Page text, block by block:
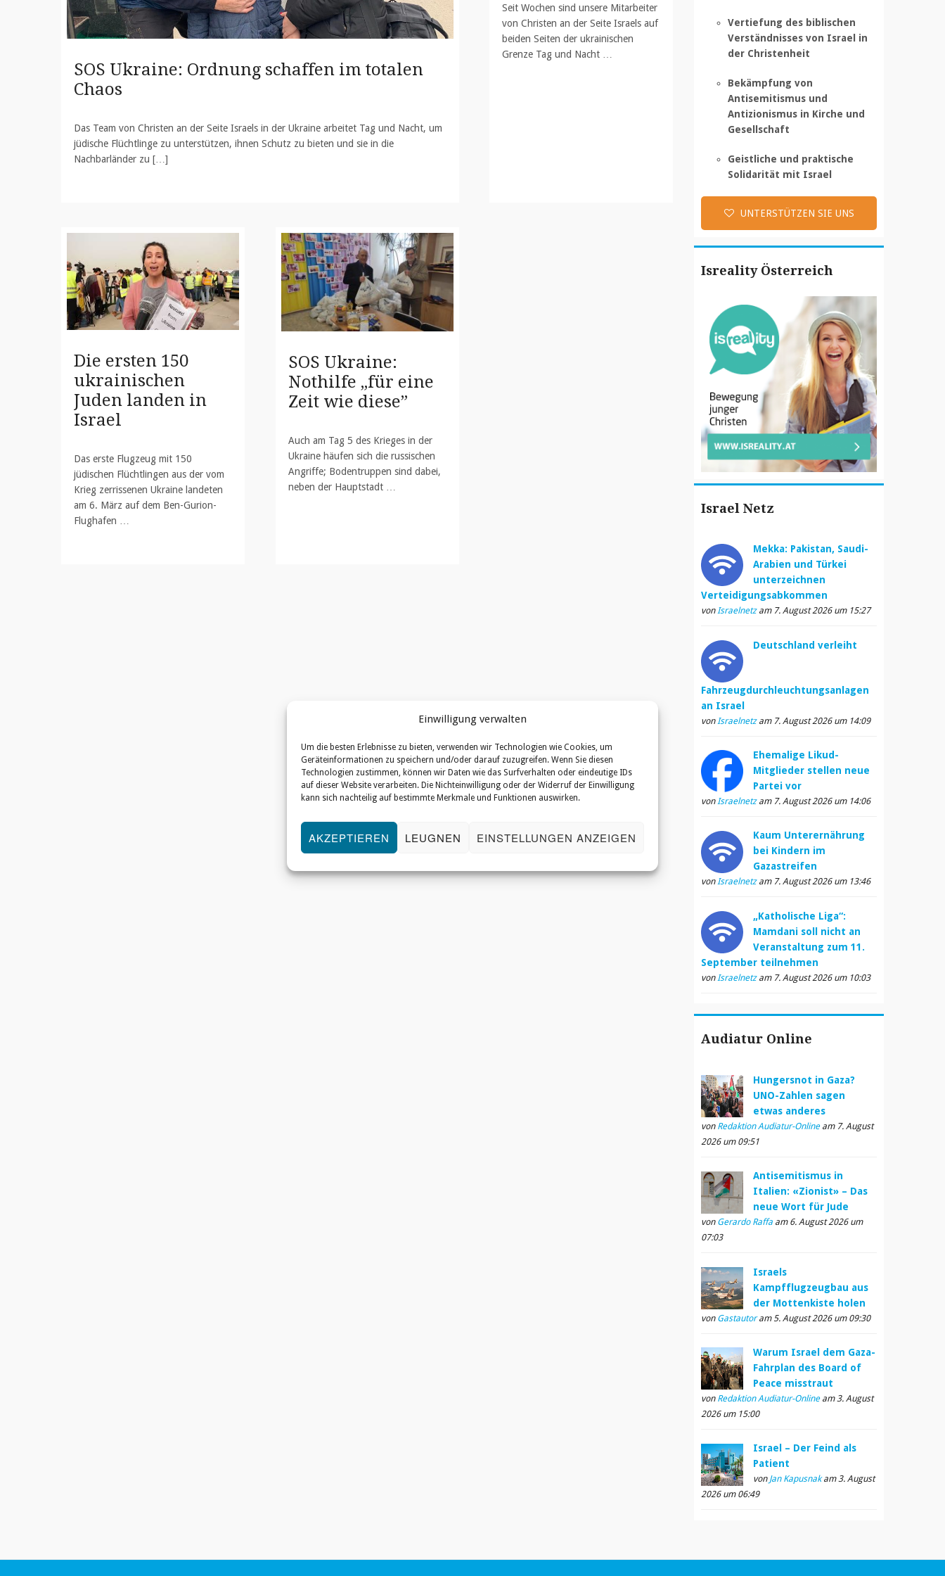
Einwilligung verwalten
Um die besten Erlebnisse zu bieten, verwenden wir Technologien wie Cookies, um
Geräteinformationen zu speichern und/oder darauf zuzugreifen. Wenn Sie diesen
Technologien zustimmen, können wir Daten wie das Surfverhalten oder eindeutige IDs
auf dieser Website verarbeiten. Die Nichteinwilligung oder der Widerruf der Einwilligung
kann sich nachteilig auf bestimmte Merkmale und Funktionen auswirken.
AKZEPTIEREN LEUGNEN EINSTELLUNGEN ANZEIGEN
SOS Ukraine: Ordnung schaffen im totalen
Chaos
Das Team von Christen an der Seite Israels in der Ukraine arbeitet Tag und Nacht, um
jüdische Flüchtlinge zu unterstützen, ihnen Schutz zu bieten und sie in die
Nachbarländer zu […]
Seit Wochen sind unsere Mitarbeiter
von Christen an der Seite Israels auf
beiden Seiten der ukrainischen
Grenze Tag und Nacht …
Die ersten 150
ukrainischen
Juden landen in
Israel
Das erste Flugzeug mit 150
jüdischen Flüchtlingen aus der vom
Krieg zerrissenen Ukraine landeten
am 6. März auf dem Ben-Gurion-
Flughafen …
SOS Ukraine:
Nothilfe „für eine
Zeit wie diese”
Auch am Tag 5 des Krieges in der
Ukraine häufen sich die russischen
Angriffe; Bodentruppen sind dabei,
neben der Hauptstadt …
Vertiefung des biblischen
Verständnisses von Israel in
der Christenheit
Bekämpfung von
Antisemitismus und
Antizionismus in Kirche und
Gesellschaft
Geistliche und praktische
Solidarität mit Israel
UNTERSTÜTZEN SIE UNS
Isreality Österreich
Israel Netz
Mekka: Pakistan, Saudi-
Arabien und Türkei
unterzeichnen
Verteidigungsabkommen
vonIsraelnetzam 7. August 2026 um 15:27
Deutschland verleiht
Fahrzeugdurchleuchtungsanlagen
an Israel
von Israelnetzam 7. August 2026 um 14:09
Ehemalige Likud-
Mitglieder stellen neue
Partei vor
vonIsraelnetzam 7. August 2026 um 14:06
Kaum Unterernährung
bei Kindern im
Gazastreifen
vonIsraelnetzam 7. August 2026 um 13:46
„Katholische Liga“:
Mamdani soll nicht an
Veranstaltung zum 11.
September teilnehmen
von Israelnetzam 7. August 2026 um 10:03
Audiatur Online
Hungersnot in Gaza?
UNO-Zahlen sagen
etwas anderes
von Redaktion Audiatur-Onlineam 7. August
2026 um 09:51
Antisemitismus in
Italien: «Zionist» – Das
neue Wort für Jude
von Gerardo Raffaam 6. August 2026 um
07:03
Israels
Kampfflugzeugbau aus
der Mottenkiste holen
von Gastautoram 5. August 2026 um 09:30
Warum Israel dem Gaza-
Fahrplan des Board of
Peace misstraut
von Redaktion Audiatur-Onlineam 3. August
2026 um 15:00
Israel – Der Feind als
Patient
von Jan Kapusnakam 3. August
2026 um 06:49